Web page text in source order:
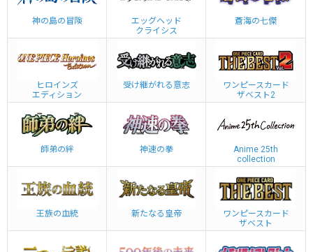
神の島の冒険
エッグヘッド
クライシス
蒼海の七傑
ヒロインズ
エディション
受け継がれる意志
ワンピースカード
ザベスト2
師弟の絆 神速の拳
Anime 25th
collection
王族の血統 新たなる皇帝
ワンピースカード
ザベスト